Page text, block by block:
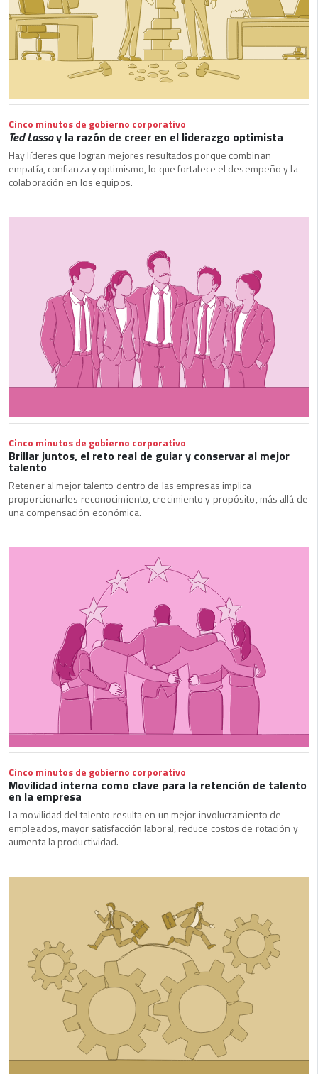
Cinco minutos de gobierno corporativo
Ted Lassoy la razón de creer en el liderazgo optimista
Hay líderes que logran mejores resultados porque combinan
empatía, confianza y optimismo, lo que fortalece el desempeño y la
colaboración en los equipos.
Cinco minutos de gobierno corporativo
Brillar juntos, el reto real de guiar y conservar al mejor
talento
Retener al mejor talento dentro de las empresas implica
proporcionarles reconocimiento, crecimiento y propósito, más allá de
una compensación económica.
Cinco minutos de gobierno corporativo
Movilidad interna como clave para la retención de talento
en la empresa
La movilidad del talento resulta en un mejor involucramiento de
empleados, mayor satisfacción laboral, reduce costos de rotación y
aumenta la productividad.